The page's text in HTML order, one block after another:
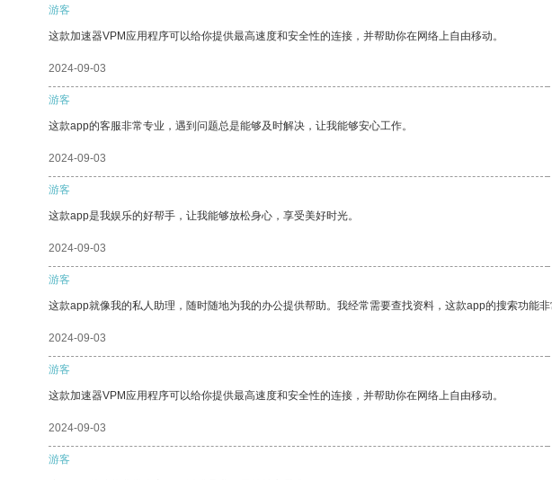
游客
这款加速器VPM应用程序可以给你提供最高速度和安全性的连接，并帮助你在网络上自由移动。
2024-09-03
游客
这款app的客服非常专业，遇到问题总是能够及时解决，让我能够安心工作。
2024-09-03
游客
这款app是我娱乐的好帮手，让我能够放松身心，享受美好时光。
2024-09-03
游客
这款app就像我的私人助理，随时随地为我的办公提供帮助。我经常需要查找资料，这款app的搜索功能非
2024-09-03
游客
这款加速器VPM应用程序可以给你提供最高速度和安全性的连接，并帮助你在网络上自由移动。
2024-09-03
游客